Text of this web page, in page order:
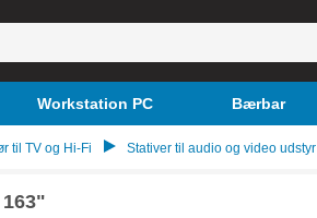
Workstation PC Bærbar
til TV og Hi-Fi Stativer til audio og video udstyr